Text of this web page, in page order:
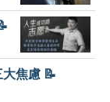
焦慮 📝